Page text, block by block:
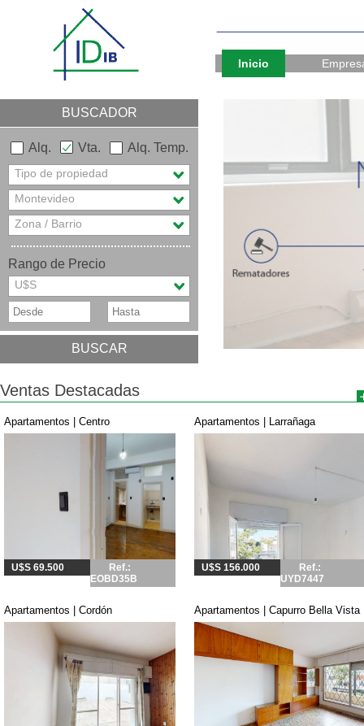
Inicio
BUSCADOR
Alq. Vta. Alq. Temp.
Tipo de propiedad
Montevideo
Zona / Barrio
Rango de Precio
U$S
BUSCAR
Ventas Destacadas
Apartamentos | Centro
U$S 69.500
Ref.:
EOBD35B
Apartamentos | Larrañaga
U$S 156.000
Ref.:
UYD7447
Apartamentos | Cordón Apartamentos | Capurro Bella Vista